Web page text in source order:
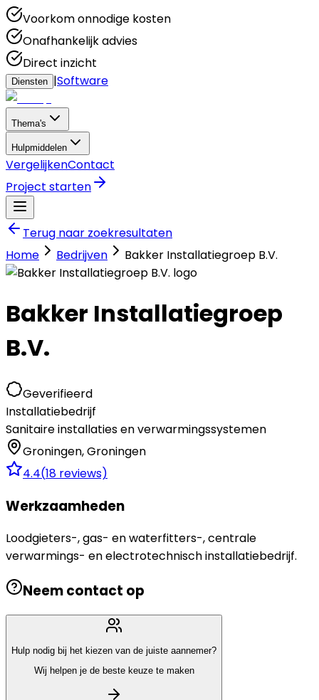
Voorkom onnodige kosten
Onafhankelijk advies
Direct inzicht
Diensten |Software
Thema's
Hulpmiddelen
VergelijkenContact
Project starten
Terug naar zoekresultaten
Home
Bedrijven Bakker Installatiegroep B.V.
Bakker Installatiegroep
B.V.
Geverifieerd
Installatiebedrijf
Sanitaire installaties en verwarmingssystemen
Groningen,Groningen
4.4(18 reviews)
Werkzaamheden
Loodgieters-, gas- en waterfitters-, centrale
verwarmings- en electrotechnisch installatiebedrijf.
Neem contact op
Hulp nodig bij het kiezen van de juiste aannemer?
Wij helpen je de beste keuze te maken